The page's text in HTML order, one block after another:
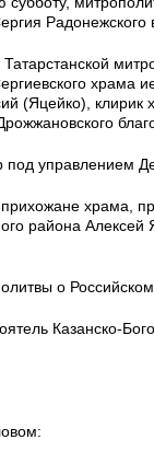
(Яцейко), клирик
управлением
храма,
района Алексей
о
Казанско-